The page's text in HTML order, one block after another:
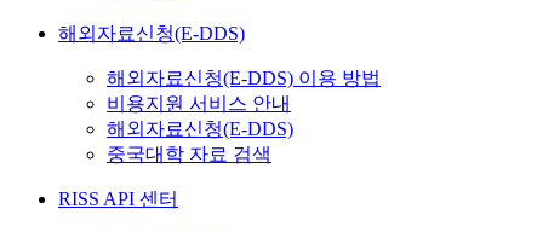
해외자료신청(E-DDS)
해외자료신청(E-DDS) 이용 방법
비용지원 서비스 안내
해외자료신청(E-DDS)
중국대학 자료 검색
RISS API 센터